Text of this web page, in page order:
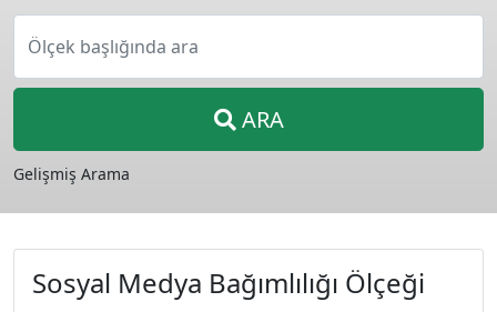
Ölçek başlığında ara
ARA
Gelişmiş Arama
Sosyal Medya Bağımlılığı Ölçeği